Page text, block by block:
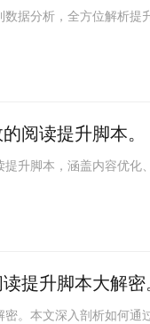
据分析，全方位解析提
阅读提升脚本。
升脚本，涵盖内容优化
提升脚本大解密
。本文深入剖析如何通